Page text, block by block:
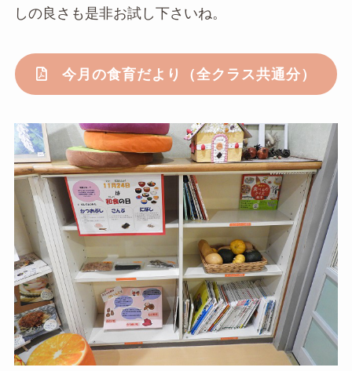
しの良さも是非お試し下さいね。
今月の食育だより（全クラス共通分）